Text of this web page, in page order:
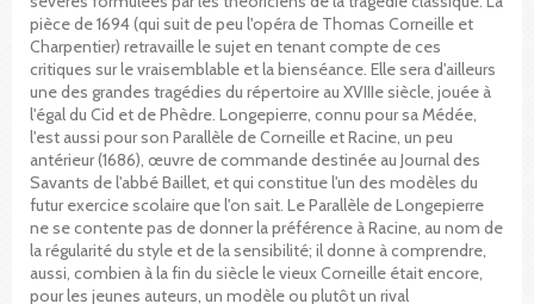
pièce de 1694 (qui suit de peu l'opéra de Thomas Corneille et
Charpentier) retravaille le sujet en tenant compte de ces
critiques sur le vraisemblable et la bienséance. Elle sera d'ailleurs
une des grandes tragédies du répertoire au XVIIIe siècle, jouée à
l'égal du Cid et de Phèdre. Longepierre, connu pour sa Médée,
l'est aussi pour son Parallèle de Corneille et Racine, un peu
antérieur (1686), œuvre de commande destinée au Journal des
Savants de l'abbé Baillet, et qui constitue l'un des modèles du
futur exercice scolaire que l'on sait. Le Parallèle de Longepierre
ne se contente pas de donner la préférence à Racine, au nom de
la régularité du style et de la sensibilité; il donne à comprendre,
aussi, combien à la fin du siècle le vieux Corneille était encore,
pour les jeunes auteurs, un modèle ou plutôt un rival